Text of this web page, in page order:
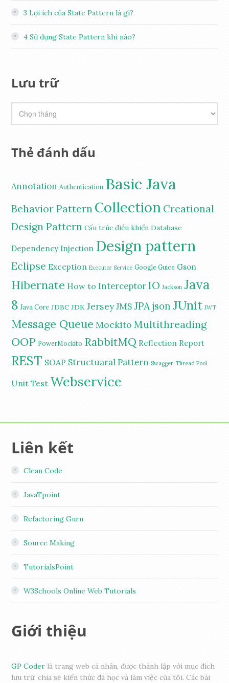
3 Lợi ích của State Pattern là gì?
4 Sử dụng State Pattern khi nào?
Lưu trữ
Thẻ đánh dấu
Annotation Authentication Basic Java
Behavior Pattern Collection Creational
Design Pattern Cấu trúc điều khiển Database
Dependency Injection Design pattern
Eclipse Exception Executor Service Google Guice Gson
Hibernate How to InterceptorIO Jackson Java
8 Java Core JDBC JDK JerseyJMSJPA json JUnit JWT
Message Queue Mockito Multithreading
OOP PowerMockito RabbitMQ Reflection Report
REST SOAP Structuaral Pattern Swagger Thread Pool
Unit Test Webservice
Liên kết
Clean Code
JavaTpoint
Refactoring Guru
Source Making
TutorialsPoint
W3Schools Online Web Tutorials
Giới thiệu
GP Coder là trang web cá nhân, được thành lập với mục đích
lưu trữ, chia sẽ kiến thức đã học và làm việc của tôi. Các bài